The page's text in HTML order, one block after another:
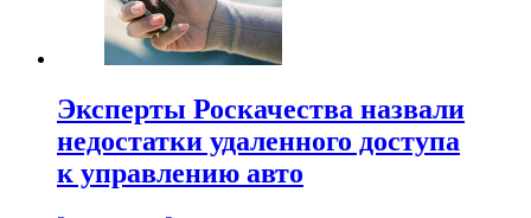
Эксперты Роскачества назвали
недостатки удаленного доступа
к управлению авто